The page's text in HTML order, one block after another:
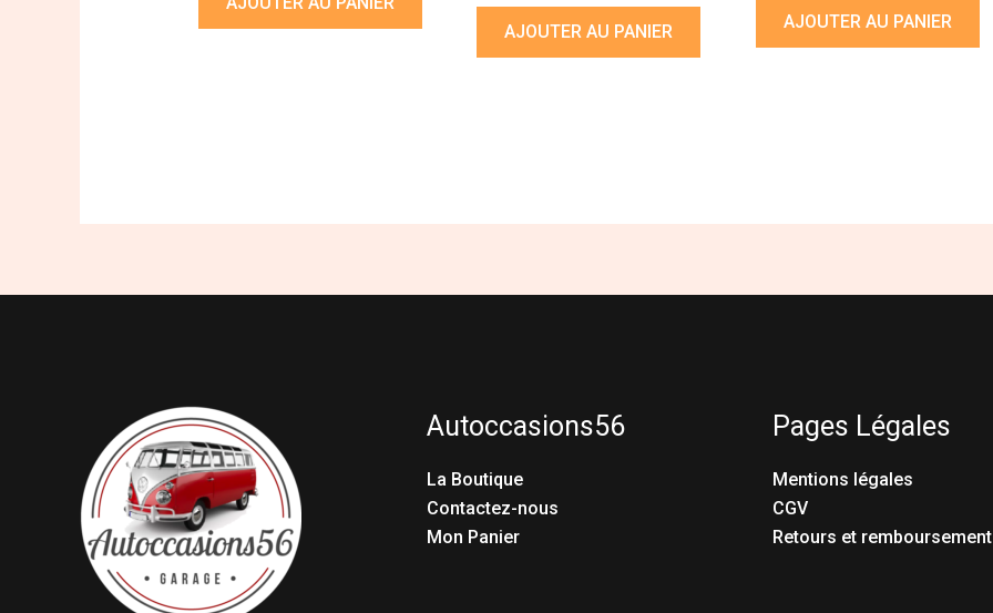
AJOUTER AU PANIER AJOUTER AU PANIER
Autoccasions56
La Boutique
Contactez-nous
Mon Panier
Pages Légales
Mentions légales
CGV
Retours et